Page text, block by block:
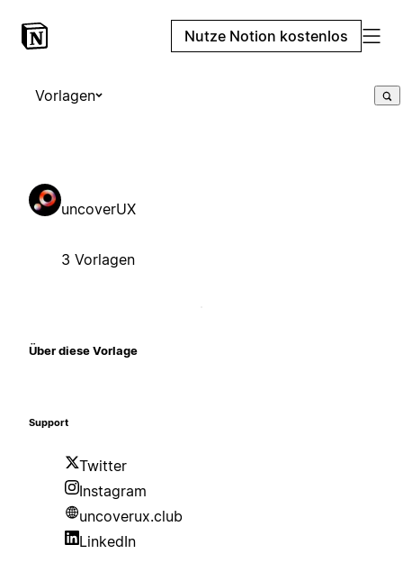
Nutze Notion kostenlos
Vorlagen
uncoverUX
3 Vorlagen
Über diese Vorlage
Support
Twitter
Instagram
uncoverux.club
LinkedIn